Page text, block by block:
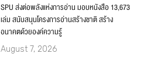
SPU ส่งต่อพลังแห่งการอ่าน มอบหนังสือ 13,673
เล่ม สนับสนุนโครงการอ่านสร้างชาติ สร้าง
อนาคตด้วยองค์ความรู้
August 7, 2026